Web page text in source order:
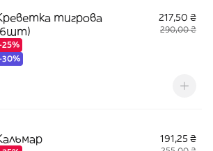
тигрова
25%
30%
217,50 ₴
290,00 ₴
191,25 ₴